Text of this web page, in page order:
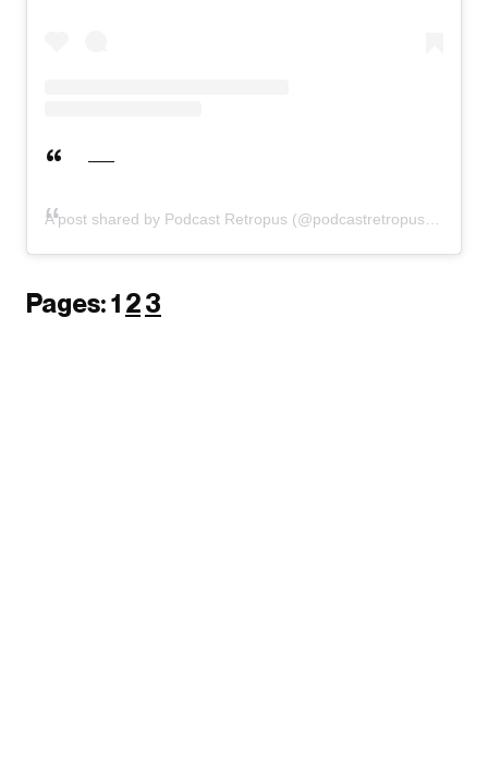
A post shared by Podcast Retropus (@podcastretropus)
Pages:1 23